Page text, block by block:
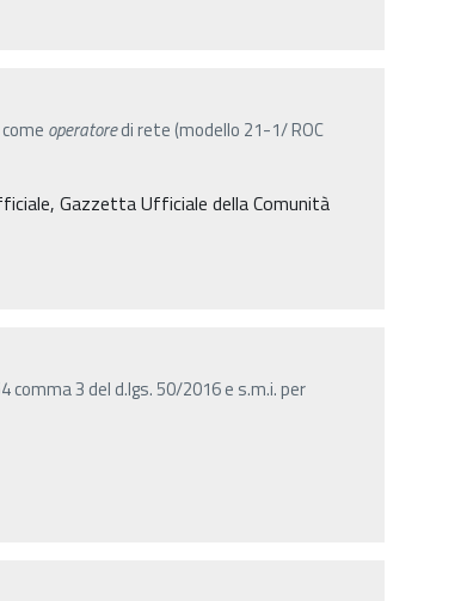
operatoredi rete (modello 21-1/ ROC
Gazzetta Ufficiale della Comunità
comma 3 del d.lgs. 50/2016 e s.m.i. per